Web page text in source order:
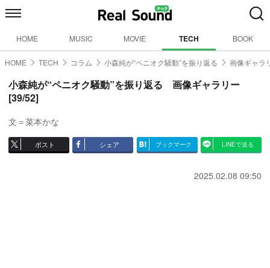
HOME MUSIC MOVIE TECH BOOK
HOME TECH コラム 小森純が“ペニオク騒動”を振り返る 画像ギャラ
小森純が“ペニオク騒動”を振り返る 画像ギャラリー
[39/52]
文＝菜本かな
ポスト シェア ブックマーク LINEで送る
2025.02.08 09:50